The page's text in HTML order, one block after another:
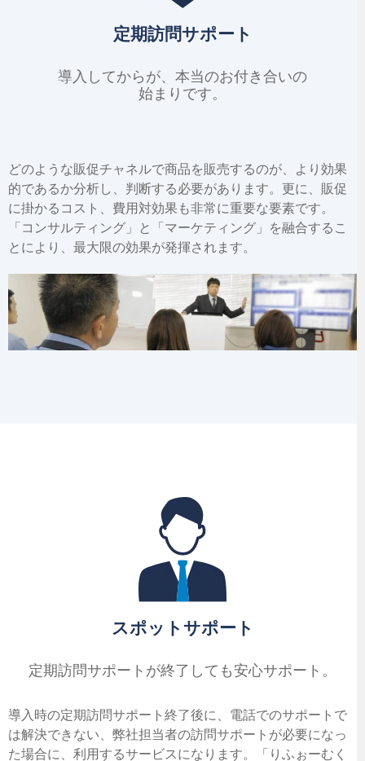
定期訪問サポート
導入してからが、 本当のお付き合いの
始まりです。
どのような販促チャネルで商品を販売するのが、より効果
的であるか分析し、判断する必要があります。更に、販促
に掛かるコスト、費用対効果も非常に重要な要素です。
「コンサルティング」と「マーケティング」を融合するこ
とにより、最大限の効果が発揮されます。
スポットサポート
定期訪問サポートが終了しても安心サポート。
導入時の定期訪問サポート終了後に、電話でのサポートで
は解決できない、弊社担当者の訪問サポートが必要になっ
た場合に、利用するサービスになります。「りふぉーむく